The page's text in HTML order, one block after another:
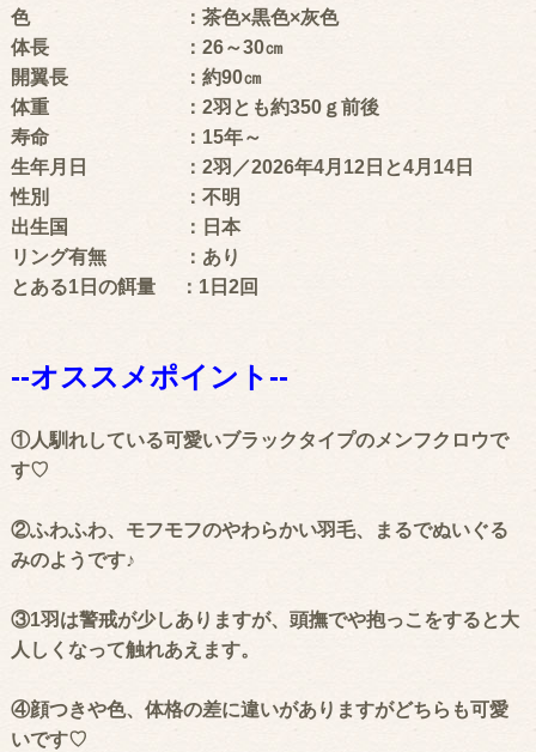
色 ：茶色×黒色×灰色
体長 ：26～30㎝
開翼長 ：約90㎝
体重 ：2羽とも約350ｇ前後
寿命 ：15年～
生年月日 ：2羽／2026年4月12日と4月14日
性別 ：不明
出生国 ：日本
リング有無 ：あり
とある1日の餌量 ：1日2回
--オススメポイント--
①人馴れしている可愛いブラックタイプのメンフクロウで
す♡
②ふわふわ、モフモフのやわらかい羽毛、まるでぬいぐる
みのようです♪
③1羽は警戒が少しありますが、頭撫でや抱っこをすると大
人しくなって触れあえます。
④顔つきや色、体格の差に違いがありますがどちらも可愛
いです♡